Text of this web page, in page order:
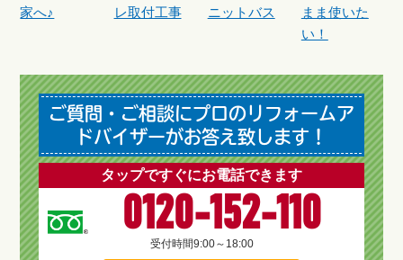
家へ♪
レ取付工事
ニットバス
まま使いた
い！
ご質問・ご相談にプロのリフォームア
ドバイザーがお答え致します！
タップですぐにお電話できます
0120-152-110
受付時間9:00～18:00